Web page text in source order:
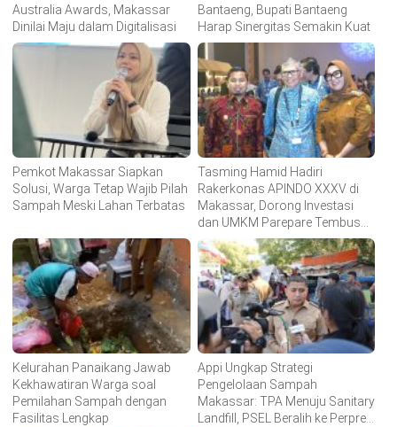
Australia Awards, Makassar
Dinilai Maju dalam Digitalisasi
Bantaeng, Bupati Bantaeng
Harap Sinergitas Semakin Kuat
Pemkot Makassar Siapkan
Solusi, Warga Tetap Wajib Pilah
Sampah Meski Lahan Terbatas
Tasming Hamid Hadiri
Rakerkonas APINDO XXXV di
Makassar, Dorong Investasi
dan UMKM Parepare Tembus
Pasar Global
Kelurahan Panaikang Jawab
Kekhawatiran Warga soal
Pemilahan Sampah dengan
Fasilitas Lengkap
Appi Ungkap Strategi
Pengelolaan Sampah
Makassar: TPA Menuju Sanitary
Landfill, PSEL Beralih ke Perpres